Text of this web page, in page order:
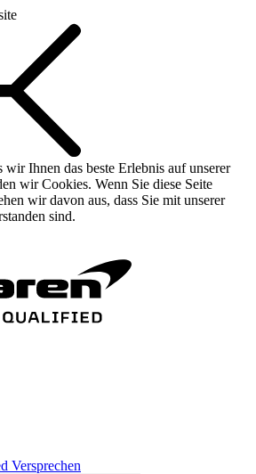
wir Ihnen das beste Erlebnis auf unserer
wir Cookies. Wenn Sie diese Seite
wir davon aus, dass Sie mit unserer
sind.
Versprechen